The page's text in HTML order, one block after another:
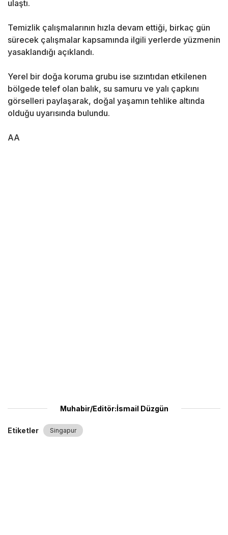
ulaştı.
Temizlik çalışmalarının hızla devam ettiği, birkaç gün
sürecek çalışmalar kapsamında ilgili yerlerde yüzmenin
yasaklandığı açıklandı.
Yerel bir doğa koruma grubu ise sızıntıdan etkilenen
bölgede telef olan balık, su samuru ve yalı çapkını
görselleri paylaşarak, doğal yaşamın tehlike altında
olduğu uyarısında bulundu.
AA
Muhabir/Editör:İsmail Düzgün
Etiketler Singapur